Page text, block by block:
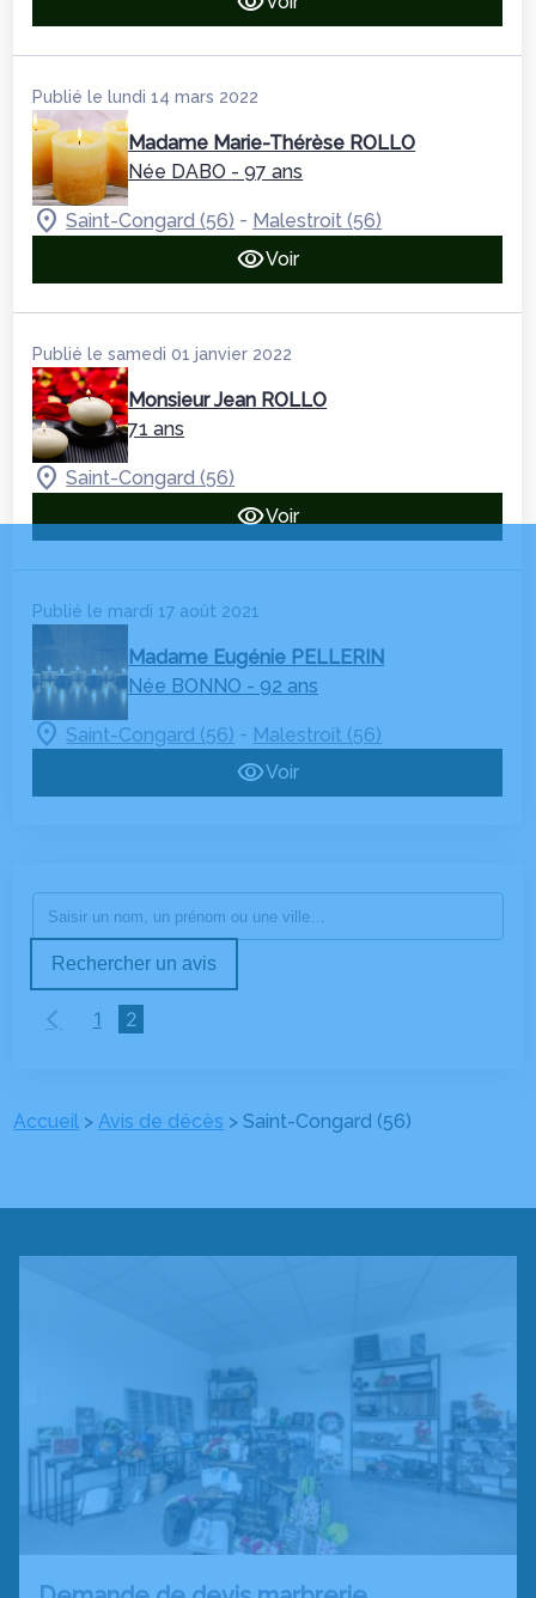
Publié le lundi 14 mars 2022
Madame Marie-Thérèse ROLLO
Née DABO - 97 ans
Saint-Congard (56) - Malestroit (56)
Voir
Publié le samedi 01 janvier 2022
Monsieur Jean ROLLO
71 ans
Saint-Congard (56)
Voir
Publié le mardi 17 août 2021
Madame Eugénie PELLERIN
Née BONNO - 92 ans
Saint-Congard (56) - Malestroit (56)
Voir
Rechercher un avis
1 2
Accueil >Avis de décès >Saint-Congard (56)